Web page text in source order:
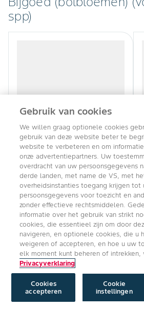
spp)
Producten & Oplossingen
Gewasbescherming
Gebruik van cookies
We willen graag optionele cookies
gebruik van deze website beter te
website te verbeteren en om
onze advertentiepartners. Uw
overdracht van uw persoonsgegevens
derde landen, met name de VS, met
overheidsinstanties toegang krijgen tot
persoonsgegevens voor toezicht en
zonder effectieve rechtsmiddelen.
informatie over het gebruik van strikt
cookies, die essentieel zijn om door
navigeren, en optionele cookies, die u
weigeren of accepteren, en hoe u uw
elk moment kunt beheren of intrekken,
Privacyverklaring
Cookie
instellingen
Cookies
accepteren